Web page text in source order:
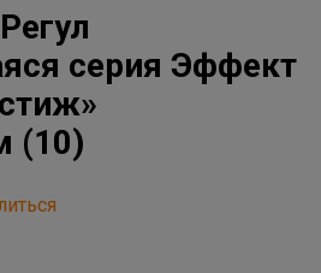
серия Эффект
(10)